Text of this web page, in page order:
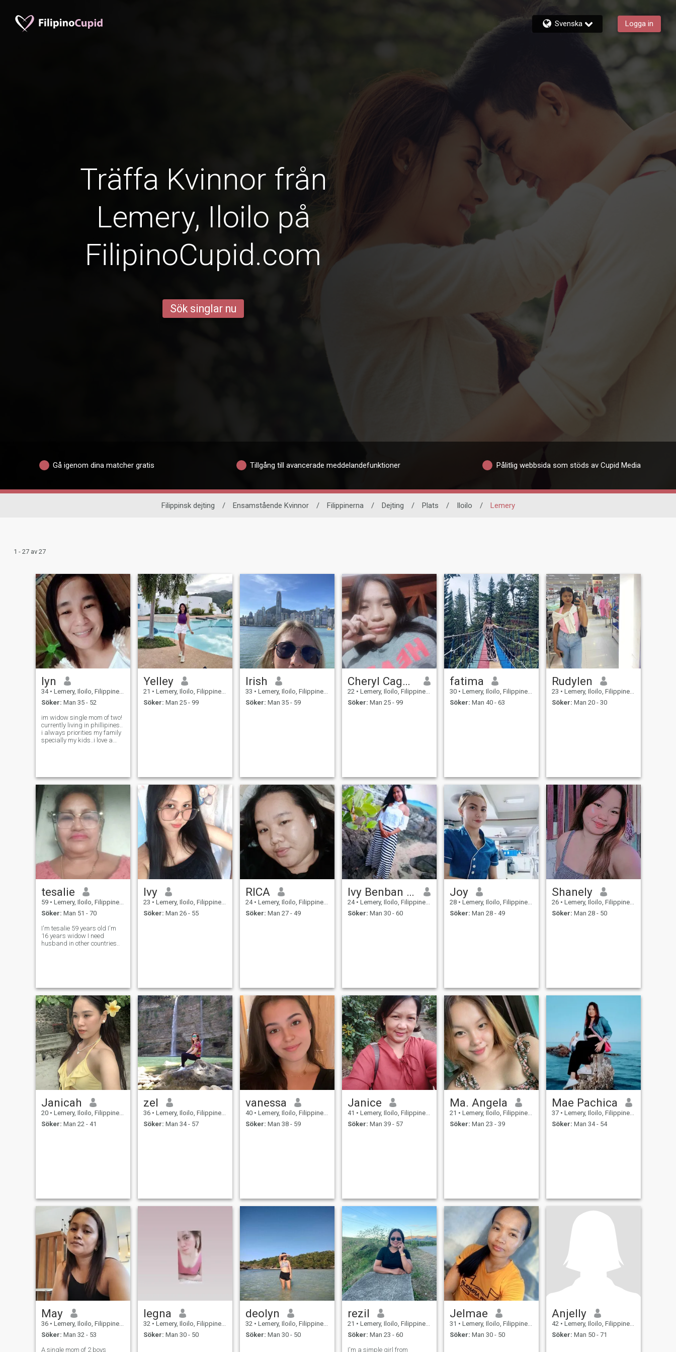
Svenska Logga in
Träffa Kvinnor från
Lemery, Iloilo på
FilipinoCupid.com
Sök singlar nu
Gå igenom dina matcher gratis Tillgång till avancerade meddelandefunktioner Pålitlig webbsida som stöds av Cupid Media
Filippinsk dejting / Ensamstående Kvinnor / Filippinerna / Dejting / Plats / Iloilo / Lemery
1 - 27 av 27
lyn
34 • Lemery, Iloilo, Filippinerna
Söker: Man 35 - 52
im widow single mom of two!
currently living in phillipines..
i always priorities my family
specially my kids..i love a
about sexual..
Yelley
21 • Lemery, Iloilo, Filippinerna
Söker: Man 25 - 99
Irish
33 • Lemery, Iloilo, Filippinerna
Söker: Man 35 - 59
Cheryl Cagatin
22 • Lemery, Iloilo, Filippinerna
Söker: Man 25 - 99
fatima
30 • Lemery, Iloilo, Filippinerna
Söker: Man 40 - 63
Rudylen
23 • Lemery, Iloilo, Filippinerna
Söker: Man 20 - 30
tesalie
59 • Lemery, Iloilo, Filippinerna
Söker: Man 51 - 70
I'm tesalie 59 years old I'm
16 years widow I need
husband in other countries..
Ivy
23 • Lemery, Iloilo, Filippinerna
Söker: Man 26 - 55
RICA
24 • Lemery, Iloilo, Filippinerna
Söker: Man 27 - 49
Ivy Benban Elicana
24 • Lemery, Iloilo, Filippinerna
Söker: Man 30 - 60
Joy
28 • Lemery, Iloilo, Filippinerna
Söker: Man 28 - 49
Shanely
26 • Lemery, Iloilo, Filippinerna
Söker: Man 28 - 50
Janicah
20 • Lemery, Iloilo, Filippinerna
Söker: Man 22 - 41
zel
36 • Lemery, Iloilo, Filippinerna
Söker: Man 34 - 57
vanessa
40 • Lemery, Iloilo, Filippinerna
Söker: Man 38 - 59
Janice
41 • Lemery, Iloilo, Filippinerna
Söker: Man 39 - 57
Ma. Angela
21 • Lemery, Iloilo, Filippinerna
Söker: Man 23 - 39
Mae Pachica
37 • Lemery, Iloilo, Filippinerna
Söker: Man 34 - 54
May
36 • Lemery, Iloilo, Filippinerna
Söker: Man 32 - 53
A single mom of 2 boys
legna
32 • Lemery, Iloilo, Filippinerna
Söker: Man 30 - 50
deolyn
32 • Lemery, Iloilo, Filippinerna
Söker: Man 30 - 50
rezil
21 • Lemery, Iloilo, Filippinerna
Söker: Man 23 - 60
I'm a simple girl from
Jelmae
31 • Lemery, Iloilo, Filippinerna
Söker: Man 30 - 50
Anjelly
42 • Lemery, Iloilo, Filippinerna
Söker: Man 50 - 71